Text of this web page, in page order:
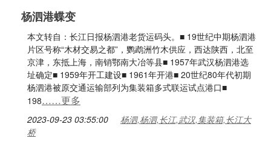
杨泗港蝶变
本文转自：长江日报杨泗港老货运码头。■ 19世纪中期杨泗港
片区号称“木材交易之都”，鹦鹉洲竹木供应，西达陕西，北至
京津，东抵上海，南销鄂南大冶等县■ 1957年武汉杨泗港选
址确定■ 1959年开工建设■ 1961年开港■ 20世纪80年代初期
杨泗港被原交通运输部列为集装箱多式联运试点港口■
198……更多
2023-09-23 03:55:00
杨泗,杨泗,长江,武汉,集装箱,长江大
桥